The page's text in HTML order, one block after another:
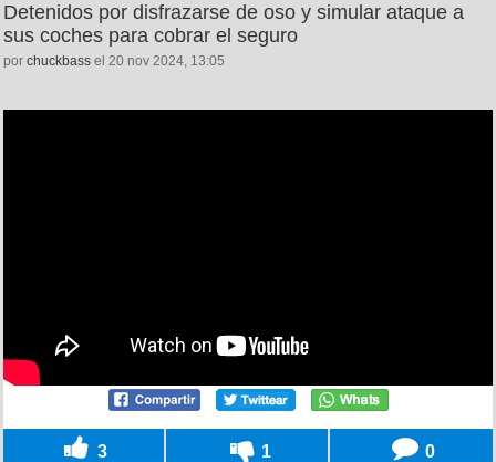
Detenidos por disfrazarse de oso y simular ataque a
sus coches para cobrar el seguro
por chuckbass el 20 nov 2024, 13:05
3 1 0